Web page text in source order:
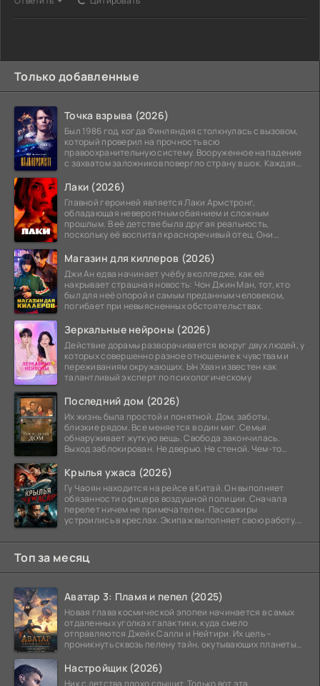
Только добавленные
Точка взрыва (2026)
Был 1986 год, когда Финляндия столкнулась с вызовом,
который проверил на прочность всю
правоохранительную систему. Вооруженное нападение
с захватом заложников повергло страну в шок. Каждая
Лаки (2026)
Главной героиней является Лаки Армстронг,
обладающая невероятным обаянием и сложным
прошлым. В её детстве была другая реальность,
поскольку её воспитал красноречивый отец. Они
Магазин для киллеров (2026)
Джи Ан едва начинает учёбу в колледже, как её
накрывает страшная новость: Чон Джин Ман, тот, кто
был для неё опорой и самым преданным человеком,
погибает при невыясненных обстоятельствах.
Зеркальные нейроны (2026)
Действие дорамы разворачивается вокруг двух людей, у
которых совершенно разное отношение к чувствам и
переживаниям окружающих. Ын Хван известен как
талантливый эксперт по психологическому
Последний дом (2026)
Их жизнь была простой и понятной. Дом, заботы,
близкие рядом. Все меняется в один миг. Семья
обнаруживает жуткую вещь. Свобода закончилась.
Выход заблокирован. Не дверью. Не стеной. Чем-то
Крылья ужаса (2026)
Гу Чаоян находится на рейсе в Китай. Он выполняет
обязанности офицера воздушной полиции. Сначала
перелет ничем не примечателен. Пассажиры
устроились в креслах. Экипаж выполняет свою работу.
Топ за месяц
Аватар 3: Пламя и пепел (2025)
Новая глава космической эпопеи начинается в самых
отдаленных уголках галактики, куда смело
отправляются Джейк Салли и Нейтири. Их цель –
проникнуть сквозь пелену тайн, окутывающих планеты
Настройщик (2026)
Ник с детства плохо слышит. Только вот эта